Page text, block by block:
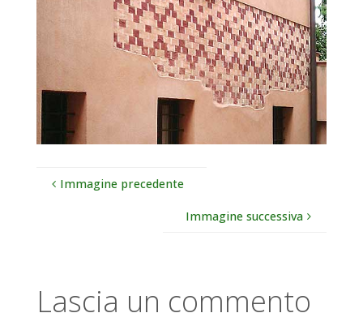
Immagine precedente
Immagine successiva
Lascia un commento